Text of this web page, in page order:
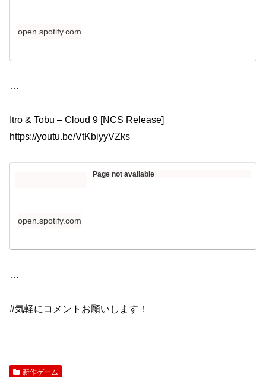
open.spotify.com
​​…
Itro & Tobu – Cloud 9 [NCS Release]
https://youtu.be/VtKbiyyVZks​​
Page not available
open.spotify.com
​​…
#気軽にコメントお願いします​​！
新作ゲーム